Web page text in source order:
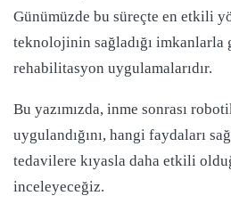
Günümüzde bu süreçte en etkili
teknolojinin sağladığı
rehabilitasyon uygulamalarıdır.
Bu yazımızda, inme sonrası
uygulandığını, hangi faydaları
tedavilere kıyasla daha etkili
inceleyeceğiz.